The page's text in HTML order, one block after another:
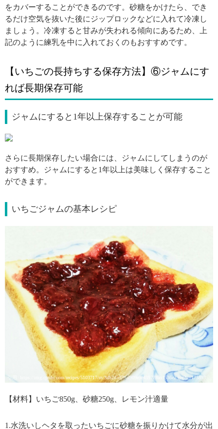
をカバーすることができるのです。砂糖をかけたら、でき
るだけ空気を抜いた後にジップロックなどに入れて冷凍し
ましょう。冷凍すると甘みが失われる傾向にあるため、上
記のように練乳を中に入れておくのもおすすめです。
【いちごの長持ちする保存方法】⑥ジャムにす
れば長期保存可能
ジャムにすると1年以上保存することが可能
引用: https://www.pakutaso.com/shared/img/thumb/MKJ_ichigojam_TP_V.jpg
さらに長期保存したい場合には、ジャムにしてしまうのが
おすすめ。ジャムにすると1年以上は美味しく保存すること
ができます。
いちごジャムの基本レシピ
【材料】いちご850g、砂糖250g、レモン汁適量
1.水洗いしヘタを取ったいちごに砂糖を振りかけて水分が出